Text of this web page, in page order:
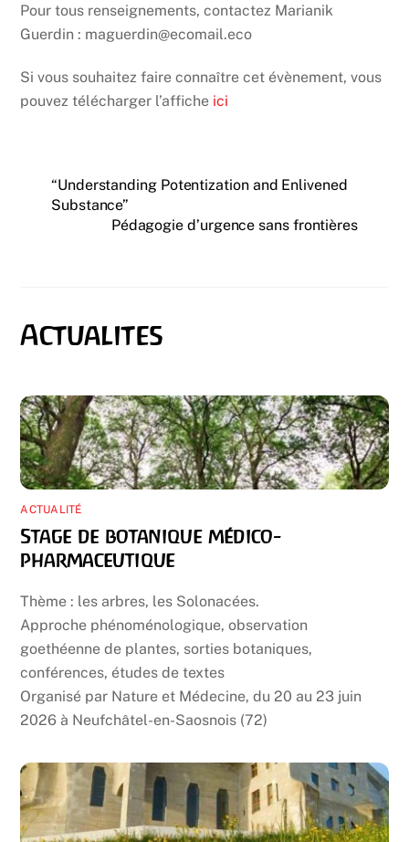
Pour tous renseignements, contactez Marianik
Guerdin : maguerdin@ecomail.eco
Si vous souhaitez faire connaître cet évènement, vous
pouvez télécharger l’affiche ici
“Understanding Potentization and Enlivened
Substance”
Pédagogie d’urgence sans frontières
ACTUALITÉ
Stage de botanique médico-
pharmaceutique
Thème : les arbres, les Solonacées.
Approche phénoménologique, observation
goethéenne de plantes, sorties botaniques,
conférences, études de textes
Organisé par Nature et Médecine, du 20 au 23 juin
2026 à Neufchâtel-en-Saosnois (72)